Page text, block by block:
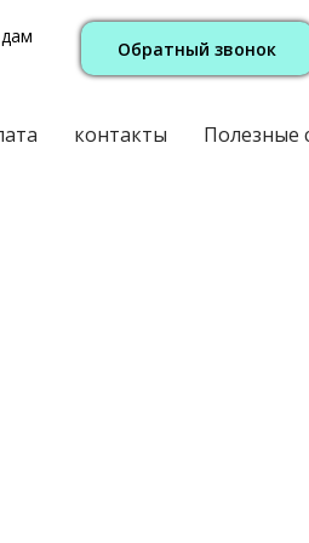
Обратный звонок
контакты Полезные